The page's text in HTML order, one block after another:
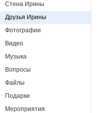
Стена Ирины
Друзья Ирины
Фотографии
Видео
Музыка
Вопросы
Файлы
Подарки
Мероприятия